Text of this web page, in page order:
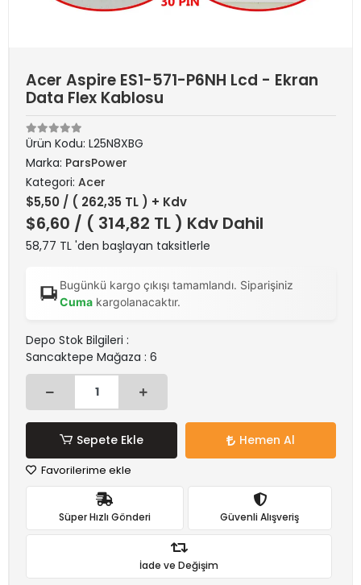
Acer Aspire ES1-571-P6NH Lcd - Ekran
Data Flex Kablosu
Ürün Kodu: L25N8XBG
Marka: ParsPower
Kategori: Acer
$5,50 / ( 262,35 TL ) + Kdv
$6,60 / ( 314,82 TL ) Kdv Dahil
58,77 TL 'den başlayan taksitlerle
Bugünkü kargo çıkışı tamamlandı. Siparişiniz
Cumakargolanacaktır.
Depo Stok Bilgileri :
Sancaktepe Mağaza : 6
Sepete Ekle Hemen Al
Favorilerime ekle
Süper Hızlı Gönderi Güvenli Alışveriş
İade ve Değişim